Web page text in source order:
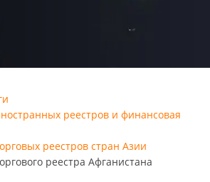
реестров и финансовая
реестров стран Азии
реестра Афганистана